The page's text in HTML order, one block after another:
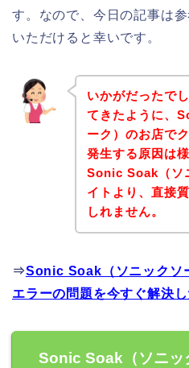
す。なので、今日の記事は
いただけると幸いです。
いかがだったで
てきたように、
ーク）のお店で
発生する原因は
Sonic Soak（ソ
イトより、直接
しれません。
⇒Sonic Soak（ソニックソ
エラーの問題を今すぐ解決
Sonic Soak（ソニッ